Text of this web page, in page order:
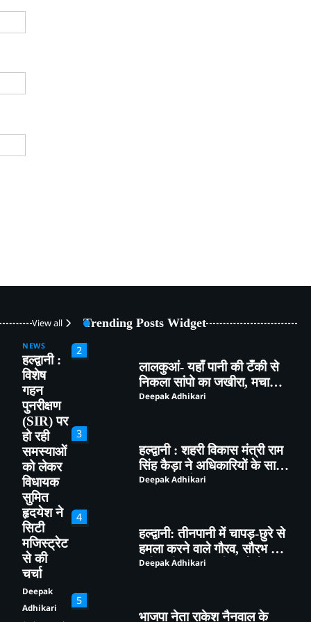
View all
NEWS
हल्द्वानी :
विशेष
गहन
पुनरीक्षण
(SIR) पर
हो रही
समस्याओं
को लेकर
विधायक
सुमित
हृदयेश ने
सिटी
मजिस्ट्रेट
से की
चर्चा
Deepak
Adhikari
Trending Posts Widget
भाजपा कार्यकर्ताओं ने *‘एक पेड़
संरक्षण का लिया संकल्प
2
लालकुआं- यहाँ पानी की टँकी से
निकला सांपो का जखीरा, मचा
हड़कंप।
Deepak Adhikari
3
हल्द्वानी : शहरी विकास मंत्री राम
सिंह कैड़ा ने अधिकारियों के साथ
की समीक्षा बैठक
Deepak Adhikari
4
हल्द्वानी: तीनपानी में चापड़-छुरे से
हमला करने वाले गौरव, सौरभ और
सचिन गिरफ्तार, पुलिस ने भेजा
Deepak Adhikari
5
भाजपा नेता राकेश नैनवाल के